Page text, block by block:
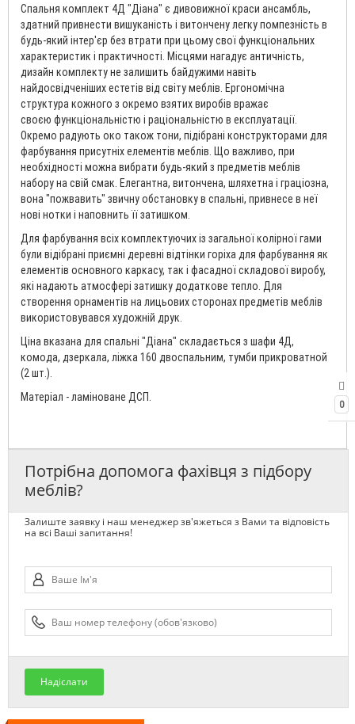
0
Спальня комплект 4Д "Діана" є дивовижної краси ансамбль,
здатний привнести вишуканість і витончену легку помпезність в
будь-який інтер'єр без втрати при цьому свої функціональних
характеристик і практичності. Місцями нагадує античність,
дизайн комплекту не залишить байдужими навіть
найдосвідченіших естетів від світу меблів. Ергономічна
структура кожного з окремо взятих виробів вражає
своєю функціональністю і раціональністю в експлуатації.
Окремо радують око також тони, підібрані конструкторами для
фарбування присутніх елементів меблів. Що важливо, при
необхідності можна вибрати будь-який з предметів меблів
набору на свій смак. Елегантна, витончена, шляхетна і граціозна,
вона "пожвавить" звичну обстановку в спальні, привнесе в неї
нові нотки і наповнить її затишком.
Для фарбування всіх комплектуючих із загальної колірної гами
були відібрані приємні деревні відтінки горіха для фарбування як
елементів основного каркасу, так і фасадної складової виробу,
які надають атмосфері затишку додаткове тепло. Для
створення орнаментів на лицьових сторонах предметів меблів
використовувався художній друк.
Ціна вказана для спальні "Діана" складається з шафи 4Д,
комода, дзеркала, ліжка 160 двоспальним, тумби прикроватной
(2 шт.).
Матеріал - ламіноване ДСП.
Потрібна допомога фахівця з підбору
меблів?
Залиште заявку і наш менеджер зв'яжеться з Вами та відповість
на всі Ваші запитання!
Надіслати